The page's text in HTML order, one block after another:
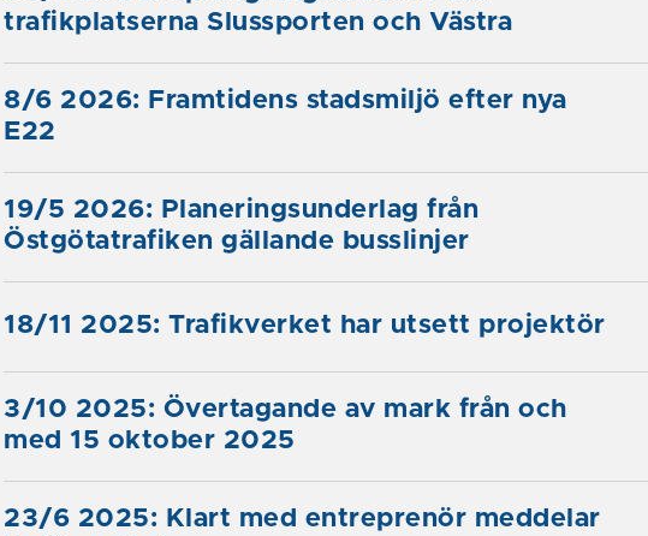
trafikplatserna Slussporten och Västra
8/6 2026: Framtidens stadsmiljö efter nya
E22
19/5 2026: Planeringsunderlag från
Östgötatrafiken gällande busslinjer
18/11 2025: Trafikverket har utsett projektör
3/10 2025: Övertagande av mark från och
med 15 oktober 2025
23/6 2025: Klart med entreprenör meddelar